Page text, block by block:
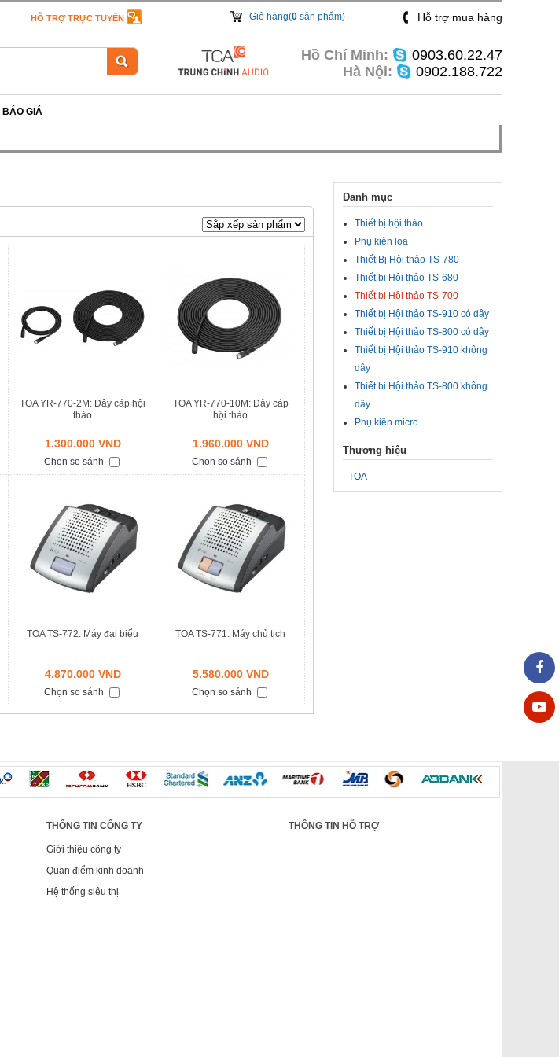
HỖ TRỢ TRỰC TUYẾN Hỗ trợ mua hàng
Hồ Chí Minh:
0903.60.22.47
Hà Nội:
0902.188.722
Giỏ hàng(0 sản phẩm)
BÁO GIÁ
Danh mục
Thiết bị hội thảo
Phụ kiện loa
Thiết Bị Hội thảo TS-780
Thiết bị Hội thảo TS-680
Thiết bị Hội thảo TS-700
Thiết bị Hội thảo TS-910 có dây
Thiết bị Hội thảo TS-800 có dây
Thiết bị Hội thảo TS-910 không
dây
Thiết bi Hội thảo TS-800 không
dây
Phụ kiện micro
Thương hiệu
- TOA
TOA YR-770-2M: Dây cáp hội
thảo
1.300.000 VND
Chọn so sánh
TOA YR-770-10M: Dây cáp
hội thảo
1.960.000 VND
Chọn so sánh
TOA TS-772: Máy đại biểu
4.870.000 VND
Chọn so sánh
TOA TS-771: Máy chủ tịch
5.580.000 VND
Chọn so sánh
THÔNG TIN CÔNG TY
Giới thiệu công ty
Quan điểm kinh doanh
Hệ thống siêu thị
THÔNG TIN HỖ TRỢ